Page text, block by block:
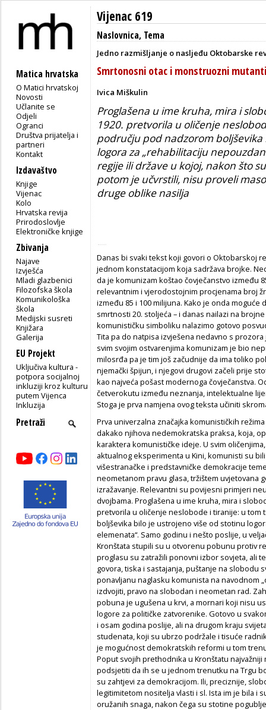
Matica hrvatska
O Matici hrvatskoj
Novosti
Učlanite se
Odjeli
Ogranci
Društva prijatelja i
partneri
Kontakt
Izdavaštvo
Knjige
Vijenac
Kolo
Hrvatska revija
Prirodoslovlje
Elektroničke knjige
Zbivanja
Najave
Izvješća
Mladi glazbenici
Filozofska škola
Komunikološka
škola
Medijski susreti
Knjižara
Galerija
EU Projekt
Uključiva kultura -
potpora socijalnoj
inkluziji kroz kulturu
putem Vijenca
Inkluzija
Vijenac 619
Naslovnica, Tema
Jedno razmišljanje o nasljeđu Oktobarske
Smrtonosni otac i monstruozni mutanti
Ivica Miškulin
Proglašena u ime kruha, mira i
1920. pretvorila u oličenje
području pod nadzorom
logora za „rehabilitaciju
regije ili države u kojoj, nakon što
potom je učvrstili, nisu proveli
druge oblike nasilja
Danas bi svaki tekst koji govori o Oktobarskoj
jednom konstatacijom koja sadržava brojke.
da je komunizam koštao čovječanstvo između
relevantnim i vjerodostojnim procjenama broj
između 85 i 100 milijuna. Kako je onda
smrtnosti 20. stoljeća – i danas nailazi na
komunističku simboliku nalazimo gotovo
Tita pa do natpisa izvješena nedavno s
svim svojim ostvarenjima komunizam je bio
milosrđa pa je tim još začudnije da ima toliko
njemački špijun, i njegovi drugovi začeli prije
kao najveća pošast modernoga čovječanstva.
četverokutu između neznanja, intelektualne
Stoga je prva namjena ovog teksta učiniti
Prva univerzalna značajka komunističkih
dakako njihova nedemokratska praksa, koja,
karaktera komunističke ideje. U svim
aktualnog eksperimenta u Kini, komunisti su
višestranačke i predstavničke demokracije
neometanom pravu glasa, tržištem uvjetovana
izražavanje. Relevantni su povijesni primjeri
dvojbama. Proglašena u ime kruha, mira i
pretvorila u oličenje neslobode i tiranije: u
boljševika bilo je ustrojeno više od stotinu
elemenata“. Samo godinu i nešto poslije, u
Kronštata stupili su u otvorenu pobunu protiv
proglasu su zatražili ponovni izbor sovjeta, ali
govora, tiska i sastajanja, puštanje na slobodu
ponavljanu naglasku komunista na navodnom
izdvojiti, pravo na slobodan i neometan rad.
pobuna je ugušena u krvi, a mornari koji nisu
logore za političke zatvorenike. Gotovo u
i osam godina poslije, ali na drugom kraju
studenata, koji su ubrzo podržale i tisuće
je mogućnost demokratskih reformi u tom
Poput svojih prethodnika u Kronštatu
podsjetiti da ih se u jednom trenutku na Trgu
su zahtjevi za demokracijom. Ili, preciznije,
legitimitetom nositelja vlasti i sl. Ista im je bila i
oružanih snaga, nakon čega su stotine